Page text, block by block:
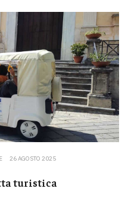
26 AGOSTO 2025
turistica